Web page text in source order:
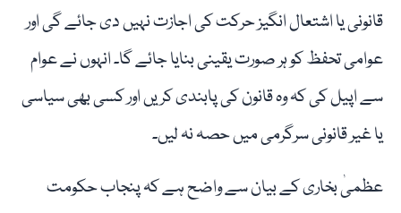
قانونی یا اشتعال انگیز حرکت کی اجازت نہیں دی جائے گی اور
عوامی تحفظ کو ہر صورت یقینی بنایا جائے گا۔ انہوں نے عوام
سے اپیل کی کہ وہ قانون کی پابندی کریں اور کسی بھی سیاسی
یا غیر قانونی سرگرمی میں حصہ نہ لیں۔
عظمیٰ بخاری کے بیان سے واضح ہے کہ پنجاب حکومت